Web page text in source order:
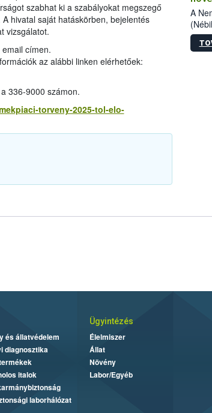
szabhat ki a szabályokat megszegő
hivatal saját hatáskörben, bejelentés
vizsgálatot.
email címen.
az alábbi linken elérhetőek:
336-9000 számon.
torveny-2025-tol-elo-
A
és állatvédelem
diagnosztika
italok
laborhálózat
Ügyintézés
Élelmiszer
Állat
Növény
Labor/Egyéb